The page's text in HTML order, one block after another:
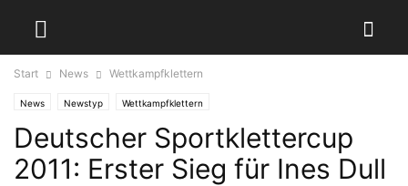
Start News Wettkampfklettern
News Newstyp Wettkampfklettern
Deutscher Sportklettercup
2011: Erster Sieg für Ines Dull